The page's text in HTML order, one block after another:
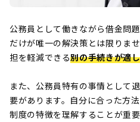
公務員として働きながら借金問
だけが唯一の解決策とは限りま
担を軽減できる別の手続きが適
また、公務員特有の事情として
要があります。自分に合った方
制度の特徴を理解することが重要